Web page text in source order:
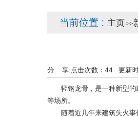
当前位置 : 主页 >>
点击次数： 44 更新
分 享:
轻钢龙骨，是一种新型的建
等场所。
随着近几年来建筑失火事件